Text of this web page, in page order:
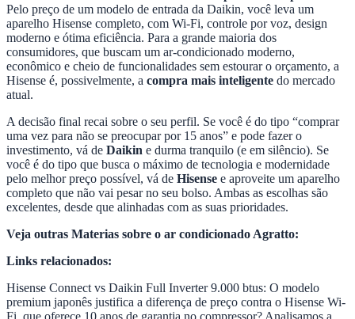
Pelo preço de um modelo de entrada da Daikin, você leva um
aparelho Hisense completo, com Wi-Fi, controle por voz, design
moderno e ótima eficiência. Para a grande maioria dos
consumidores, que buscam um ar-condicionado moderno,
econômico e cheio de funcionalidades sem estourar o orçamento, a
Hisense é, possivelmente, a compra mais inteligente do mercado
atual.
A decisão final recai sobre o seu perfil. Se você é do tipo “comprar
uma vez para não se preocupar por 15 anos” e pode fazer o
investimento, vá de Daikin e durma tranquilo (e em silêncio). Se
você é do tipo que busca o máximo de tecnologia e modernidade
pelo melhor preço possível, vá de Hisense e aproveite um aparelho
completo que não vai pesar no seu bolso. Ambas as escolhas são
excelentes, desde que alinhadas com as suas prioridades.
Veja outras Materias sobre o ar condicionado Agratto:
Links relacionados:
Hisense Connect vs Daikin Full Inverter 9.000 btus: O modelo
premium japonês justifica a diferença de preço contra o Hisense Wi-